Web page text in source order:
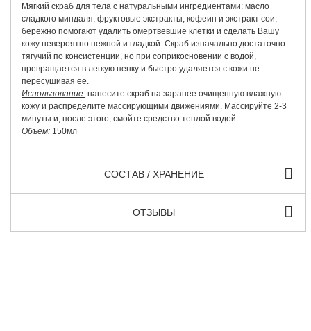
Мягкий скраб для тела с натуральными ингредиентами: масло
сладкого миндаля, фруктовые экстракты, кофеин и экстракт сои,
бережно помогают удалить омертвевшие клетки и сделать Вашу
кожу невероятно нежной и гладкой. Скраб изначально достаточно
тягучий по консистенции, но при соприкосновении с водой,
превращается в легкую пенку и быстро удаляется с кожи не
пересушивая ее.
Использование: нанесите скраб на заранее очищенную влажную
кожу и распределите массирующими движениями. Массируйте 2-3
минуты и, после этого, смойте средство теплой водой.
Объем: 150мл
СОСТАВ / ХРАНЕНИЕ
ОТЗЫВЫ